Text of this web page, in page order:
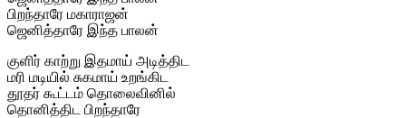
பிறந்தாரே மகாராஜன்
ஜெனித்தாரே இந்த பாலன்
குளிர் காற்று இதமாய் அடித்திட
மரி மடியில் சுகமாய் உறங்கிட
தூதர் கூட்டம் தொலைவினில்
தொனித்திட பிறந்தாரே